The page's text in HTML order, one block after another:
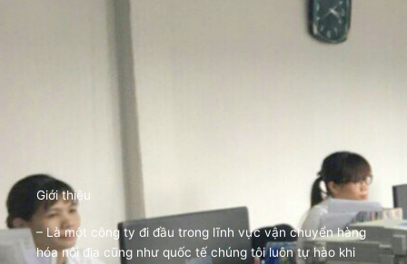
Giới thiệu
– Là một công ty đi đầu trong lĩnh vực vận chuyển hàng
hóa nội địa cũng như quốc tế chúng tôi luôn tự hào khi